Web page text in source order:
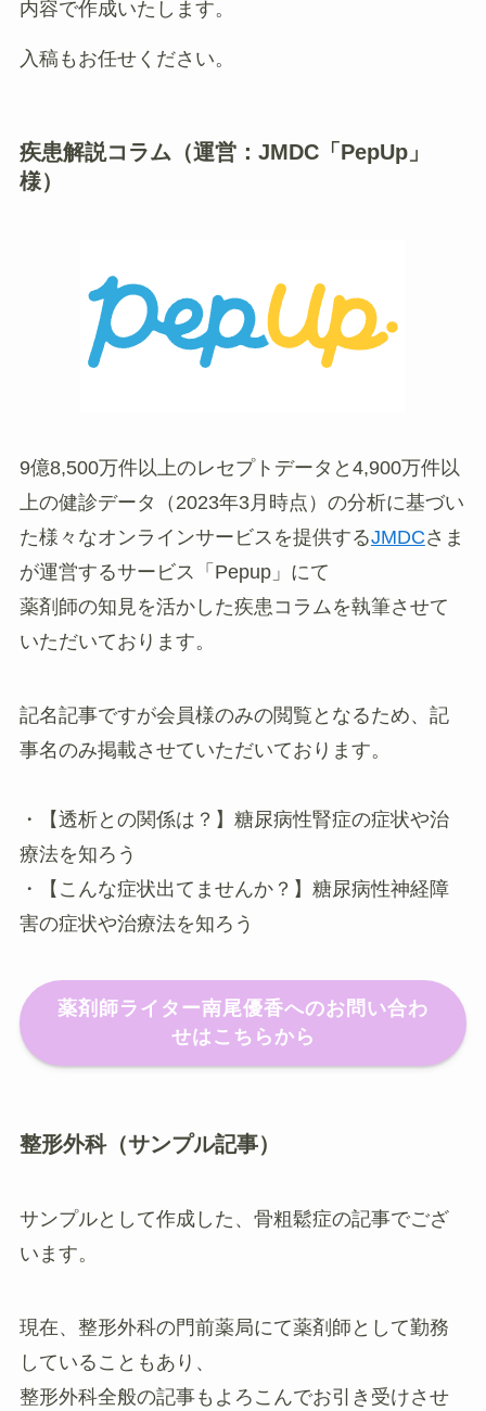
内容で作成いたします。
入稿もお任せください。
疾患解説コラム（運営：JMDC「PepUp」
様）
9億8,500万件以上のレセプトデータと4,900万件以
上の健診データ（2023年3月時点）の分析に基づい
た様々なオンラインサービスを提供するJMDCさま
が運営するサービス「Pepup」にて
薬剤師の知見を活かした疾患コラムを執筆させて
いただいております。
記名記事ですが会員様のみの閲覧となるため、記
事名のみ掲載させていただいております。
・【透析との関係は？】糖尿病性腎症の症状や治
療法を知ろう
・【こんな症状出てませんか？】糖尿病性神経障
害の症状や治療法を知ろう
薬剤師ライター南尾優香へのお問い合わ
せはこちらから
整形外科（サンプル記事）
サンプルとして作成した、骨粗鬆症の記事でござ
います。
現在、整形外科の門前薬局にて薬剤師として勤務
していることもあり、
整形外科全般の記事もよろこんでお引き受けさせ